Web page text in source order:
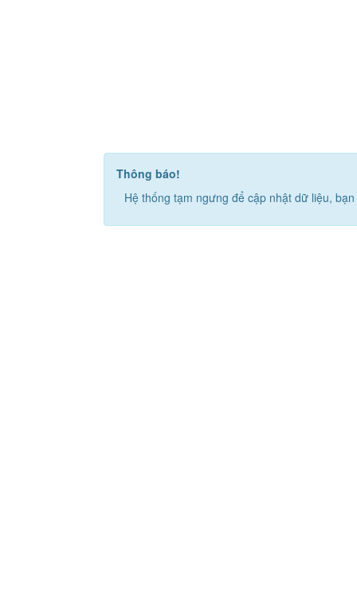
Thông báo!
Hệ thống tạm ngưng để cập nhật dữ liệu,